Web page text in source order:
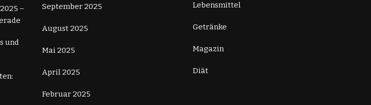
–
und
September 2025
August 2025
Mai 2025
April 2025
Februar 2025
Lebensmittel
Getränke
Magazin
Diät